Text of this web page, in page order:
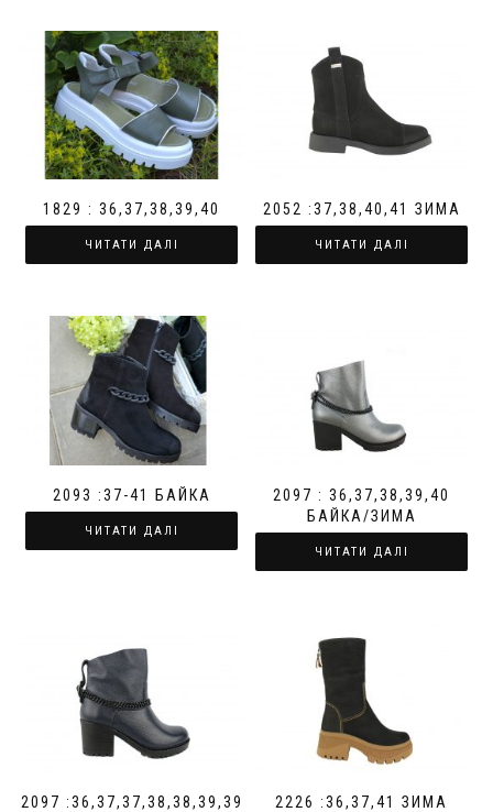
1829 : 36,37,38,39,40
ЧИТАТИ ДАЛІ
2052 :37,38,40,41 ЗИМА
ЧИТАТИ ДАЛІ
2093 :37-41 БАЙКА
ЧИТАТИ ДАЛІ
2097 : 36,37,38,39,40
БАЙКА/ЗИМА
ЧИТАТИ ДАЛІ
2097 :36,37,37,38,38,39,39
2226 :36,37,41 ЗИМА